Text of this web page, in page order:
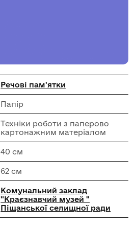
Речові пам'ятки
Папір
Техніки роботи з паперово
картонажним матеріалом
40 см
62 см
Комунальний заклад
"Краєзнавчий музей "
Піщанської селищної ради